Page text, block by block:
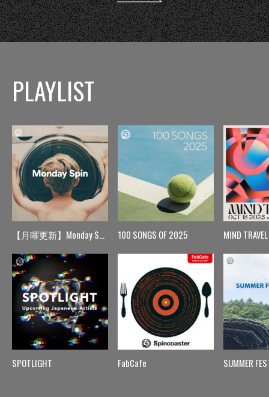
PLAYLIST
【月曜更新】Monday Spin
SPOTLIGHT
100 SONGS OF 2025
FabCafe
MIND TRAVEL
SUMMER